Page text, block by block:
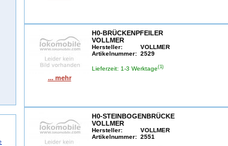
... mehr
H0-BRÜCKENPFEILER
VOLLMER
Hersteller:
VOLLMER
Artikelnummer: 2529
Lieferzeit: 1-3 Werktage(1)
H0-STEINBOGENBRÜCKE
VOLLMER
Hersteller:
VOLLMER
Artikelnummer: 2551